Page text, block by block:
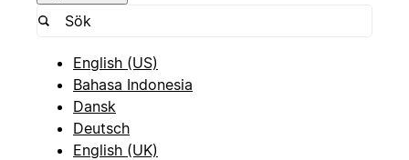
English (US)
Bahasa Indonesia
Dansk
Deutsch
English (UK)